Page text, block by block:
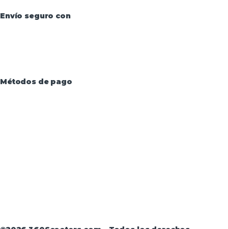
Envío seguro con
Métodos de pago